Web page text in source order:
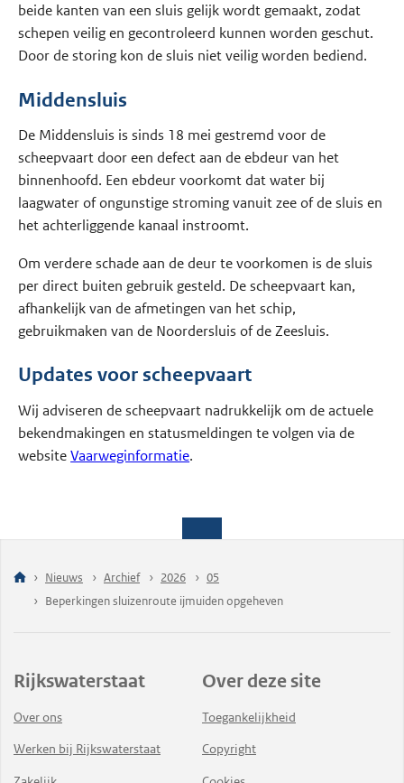
beide kanten van een sluis gelijk wordt gemaakt, zodat
schepen veilig en gecontroleerd kunnen worden geschut.
Door de storing kon de sluis niet veilig worden bediend.
Middensluis
De Middensluis is sinds 18 mei gestremd voor de
scheepvaart door een defect aan de ebdeur van het
binnenhoofd. Een ebdeur voorkomt dat water bij
laagwater of ongunstige stroming vanuit zee of de sluis en
het achterliggende kanaal instroomt.
Om verdere schade aan de deur te voorkomen is de sluis
per direct buiten gebruik gesteld. De scheepvaart kan,
afhankelijk van de afmetingen van het schip,
gebruikmaken van de Noordersluis of de Zeesluis.
Updates voor scheepvaart
Wij adviseren de scheepvaart nadrukkelijk om de actuele
bekendmakingen en statusmeldingen te volgen via de
websiteVaarweginformatie.
Nieuws Archief 2026
05
Beperkingen sluizenroute ijmuiden opgeheven
Rijkswaterstaat
Over ons
Werken bij Rijkswaterstaat
Over deze site
Toegankelijkheid
Copyright